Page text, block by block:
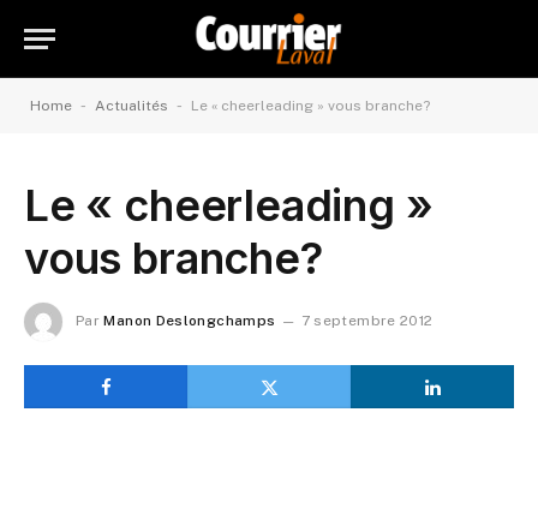
Home - Actualités - Le « cheerleading » vous branche?
Le « cheerleading »
vous branche?
Par Manon Deslongchamps 7 septembre 2012